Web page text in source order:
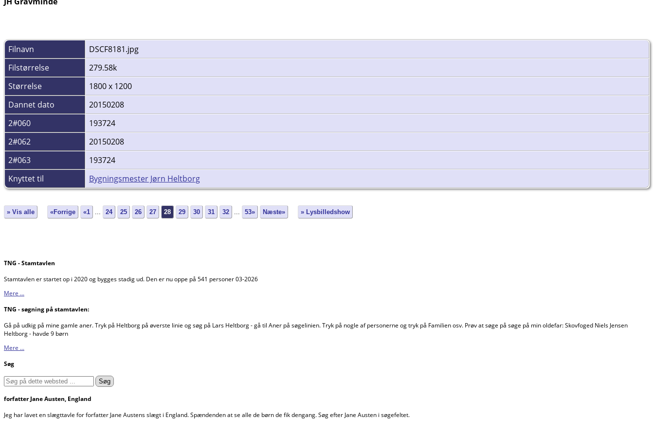
Filnavn
DSCF8181.jpg
Filstørrelse
279.58k
Størrelse
1800 x 1200
Dannet dato
20150208
2#060
193724
2#062
20150208
2#063
193724
Knyttet til
Bygningsmester Jørn Heltborg
» Vis alle «Forrige «1 24 25 26 27 28 29 30 31 32 53» Næste» » Lysbilledshow
TNG - Stamtavlen
Stamtavlen er startet op i 2020 og bygges stadig ud. Den er nu oppe på 541 personer 03-2026
Mere ...
TNG - søgning på stamtavlen:
Gå på udkig på mine gamle aner. Tryk på Heltborg på øverste linie og søg på Lars Heltborg - gå til Aner på søgelinien. Tryk på nogle af personerne og tryk på Familien osv. Prøv at søge på søge på min oldefar: Skovfoged Niels Jensen
Heltborg - havde 9 børn
Mere ...
Søg
forfatter Jane Austen, England
Jeg har lavet en slægttavle for forfatter Jane Austens slægt i England. Spændenden at se alle de børn de fik dengang. Søg efter Jane Austen i søgefeltet.